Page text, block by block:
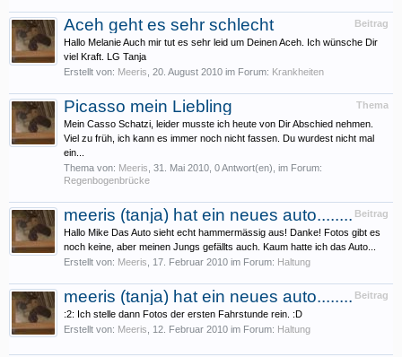
Beitrag
Aceh geht es sehr schlecht
Hallo Melanie Auch mir tut es sehr leid um Deinen Aceh. Ich wünsche Dir
viel Kraft. LG Tanja
Erstellt von: Meeris 20. August 2010 im Forum: Krankheiten
Thema
Picasso mein Liebling
Mein Casso Schatzi, leider musste ich heute von Dir Abschied nehmen.
Viel zu früh, ich kann es immer noch nicht fassen. Du wurdest nicht mal
ein...
Thema von: Meeris 31. Mai 2010 , 0 Antwort(en), im Forum:
Regenbogenbrücke
Beitrag
meeris (tanja) hat ein neues auto........
Hallo Mike Das Auto sieht echt hammermässig aus! Danke! Fotos gibt es
noch keine, aber meinen Jungs gefällts auch. Kaum hatte ich das Auto...
Erstellt von: Meeris 17. Februar 2010 im Forum: Haltung
Beitrag
meeris (tanja) hat ein neues auto........
:2: Ich stelle dann Fotos der ersten Fahrstunde rein. :D
Erstellt von: Meeris 12. Februar 2010 im Forum: Haltung